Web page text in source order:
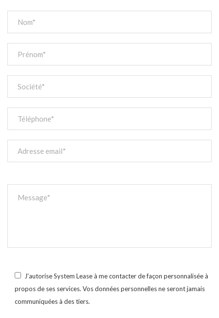
J'autorise System Lease à me contacter de façon personnalisée à
propos de ses services. Vos données personnelles ne seront jamais
communiquées à des tiers.